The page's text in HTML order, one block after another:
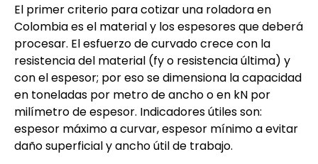
El primer criterio para cotizar una roladora en
Colombia es el material y los espesores que deberá
procesar. El esfuerzo de curvado crece con la
resistencia del material (fy o resistencia última) y
con el espesor; por eso se dimensiona la capacidad
en toneladas por metro de ancho o en kN por
milímetro de espesor. Indicadores útiles son:
espesor máximo a curvar, espesor mínimo a evitar
daño superficial y ancho útil de trabajo.